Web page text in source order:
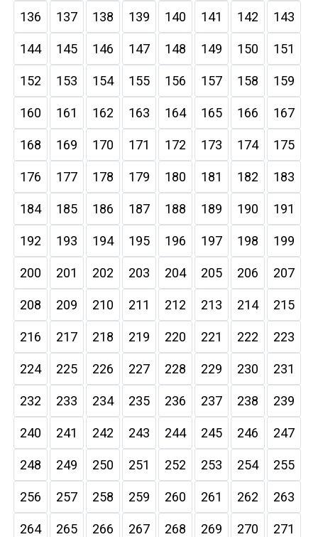
136 137 138 139 140 141 142 143
144 145 146 147 148 149 150 151
152 153 154 155 156 157 158 159
160 161 162 163 164 165 166 167
168 169 170 171 172 173 174 175
176 177 178 179 180 181 182 183
184 185 186 187 188 189 190 191
192 193 194 195 196 197 198 199
200 201 202 203 204 205 206 207
208 209 210 211 212 213 214 215
216 217 218 219 220 221 222 223
224 225 226 227 228 229 230 231
232 233 234 235 236 237 238 239
240 241 242 243 244 245 246 247
248 249 250 251 252 253 254 255
256 257 258 259 260 261 262 263
264 265 266 267 268 269 270 271